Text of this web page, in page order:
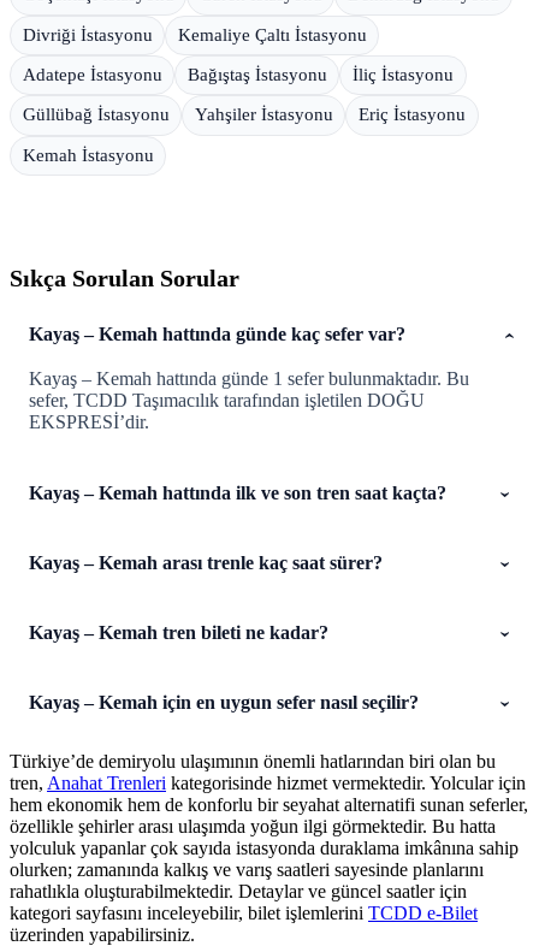
Divriği İstasyonu Kemaliye Çaltı İstasyonu
Adatepe İstasyonu Bağıştaş İstasyonu İliç İstasyonu
Güllübağ İstasyonu Yahşiler İstasyonu Eriç İstasyonu
Kemah İstasyonu
Sıkça Sorulan Sorular
Kayaş – Kemah hattında günde kaç sefer var?
Kayaş – Kemah hattında günde 1 sefer bulunmaktadır. Bu
sefer, TCDD Taşımacılık tarafından işletilen DOĞU
EKSPRESİ’dir.
Kayaş – Kemah hattında ilk ve son tren saat kaçta?
Kayaş – Kemah arası trenle kaç saat sürer?
Kayaş – Kemah tren bileti ne kadar?
Kayaş – Kemah için en uygun sefer nasıl seçilir?
Türkiye’de demiryolu ulaşımının önemli hatlarından biri olan bu
tren, Anahat Trenleri kategorisinde hizmet vermektedir. Yolcular için
hem ekonomik hem de konforlu bir seyahat alternatifi sunan seferler,
özellikle şehirler arası ulaşımda yoğun ilgi görmektedir. Bu hatta
yolculuk yapanlar çok sayıda istasyonda duraklama imkânına sahip
olurken; zamanında kalkış ve varış saatleri sayesinde planlarını
rahatlıkla oluşturabilmektedir. Detaylar ve güncel saatler için
kategori sayfasını inceleyebilir, bilet işlemlerini TCDD e-Bilet
üzerinden yapabilirsiniz.